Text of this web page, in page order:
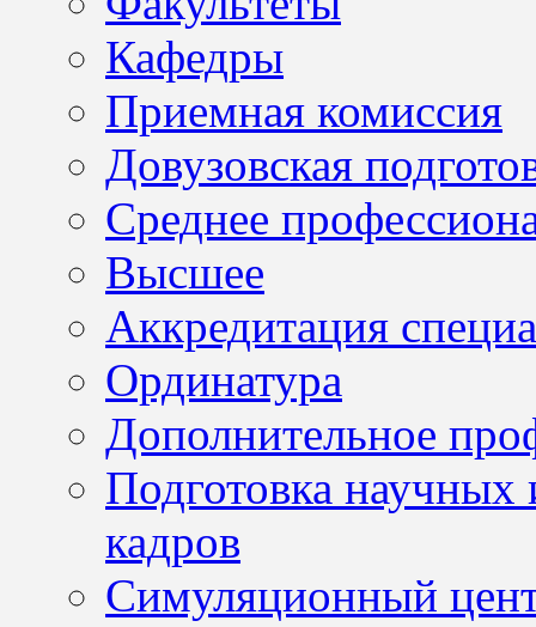
Кафедры
Приемная комиссия
Довузовская
Среднее
Высшее
Аккредитация
Ординатура
Дополнительное
Подготовка научных
кадров
Симуляционный